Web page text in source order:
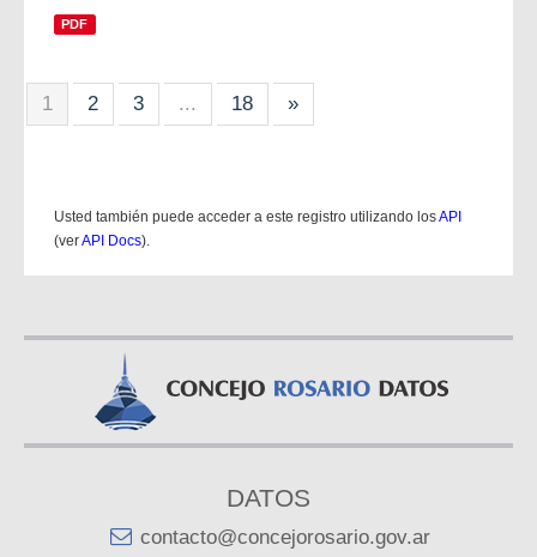
PDF
1 2 3 ... 18 »
Usted también puede acceder a este registro utilizando losAPI
(verAPI Docs).
DATOS
contacto@concejorosario.gov.ar